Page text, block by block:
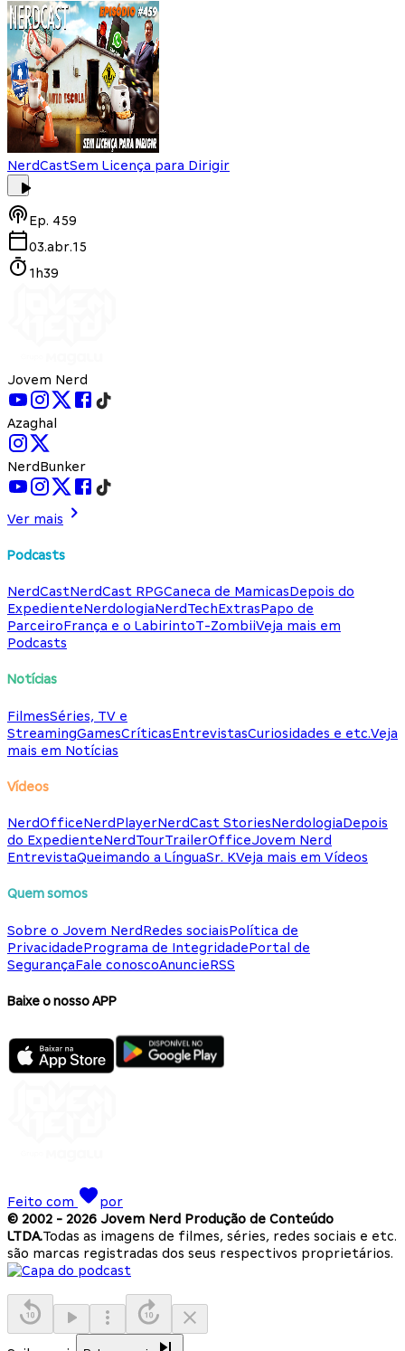
NerdCastSem Licença para Dirigir
Ep. 459
03.abr.15
1h39
Jovem Nerd
Azaghal
NerdBunker
Ver mais
Podcasts
NerdCastNerdCast RPGCaneca de MamicasDepois do
ExpedienteNerdologiaNerdTechExtrasPapo de
ParceiroFrança e o LabirintoT-ZombiiVeja mais em
Podcasts
Notícias
FilmesSéries, TV e
StreamingGamesCríticasEntrevistasCuriosidades e etc.Veja
mais em Notícias
Vídeos
NerdOfficeNerdPlayerNerdCast StoriesNerdologiaDepois
do ExpedienteNerdTourTrailerOfficeJovem Nerd
EntrevistaQueimando a LínguaSr. KVeja mais em Vídeos
Quem somos
Sobre o Jovem NerdRedes sociaisPolítica de
PrivacidadePrograma de IntegridadePortal de
SegurançaFale conoscoAnuncieRSS
Baixe o nosso APP
Feito com
por
© 2002 - 2026 Jovem Nerd Produção de Conteúdo
LTDA.Todas as imagens de filmes, séries, redes sociais e etc.
são marcas registradas dos seus respectivos proprietários.